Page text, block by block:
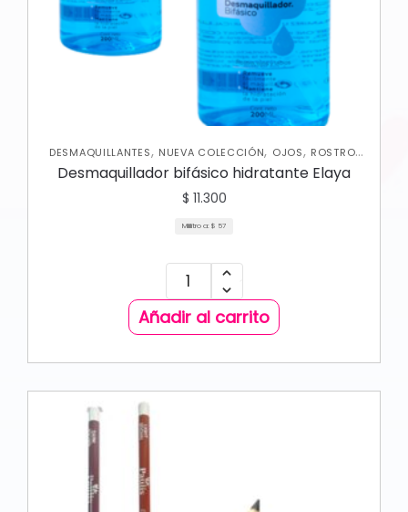
DESMAQUILLANTES, NUEVA COLECCIÓN, OJOS, ROSTRO,
SKIN CARE FACIAL
Desmaquillador bifásico hidratante Elaya
$ 11.300
Mililitro a: $ 57
Añadir al carrito